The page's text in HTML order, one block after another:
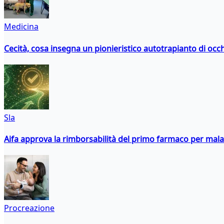
Medicina
Cecità, cosa insegna un pionieristico autotrapianto di
Sla
Aifa approva la rimborsabilità del primo farmaco per
Procreazione